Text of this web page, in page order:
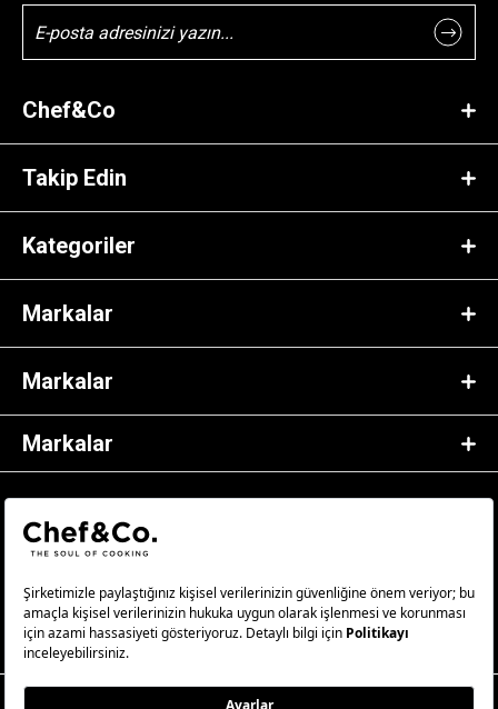
Chef&Co
Takip Edin
Kategoriler
Markalar
Markalar
Markalar